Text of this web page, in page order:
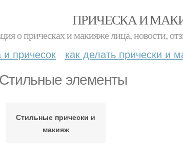
ПРИЧЕСКА И
о прическах и макияже лица, новости,
причесок как делать прически и
Стильные элементы
Стильные прически и
макияж